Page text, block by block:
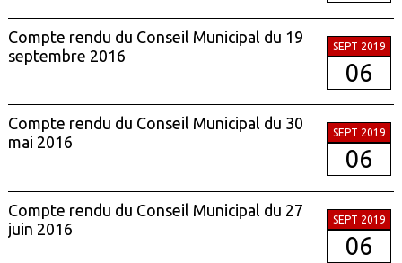
Compte rendu du Conseil Municipal du 19
septembre 2016
SEPT 2019
06
Compte rendu du Conseil Municipal du 30
mai 2016
SEPT 2019
06
Compte rendu du Conseil Municipal du 27
juin 2016
SEPT 2019
06